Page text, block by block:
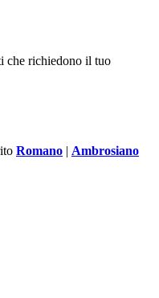
che richiedono il tuo
Romano | Ambrosiano